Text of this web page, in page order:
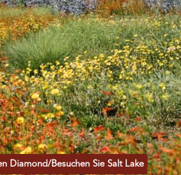
Diamond/Besuchen Sie Salt Lake